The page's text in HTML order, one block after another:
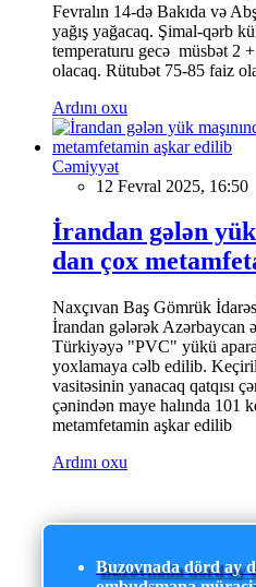
Fevralın 14-də Bakıda və
yağış yağacaq. Şimal-qərb
temperaturu gecə müsbət 2
olacaq. Rütubət 75-85 faiz
Ardını oxu
Cəmiyyət
12 Fevral 2025, 16:50
İrandan gələn yük
dan çox
Naxçıvan Baş Gömrük
İrandan gələrək Azərbaycan
Türkiyəyə "PVC" yükü
yoxlamaya cəlb edilib.
vasitəsinin yanacaq qatqısı
çənindən maye halında 101
metamfetamin aşkar edilib
Ardını oxu
Buzovnada dörd ay